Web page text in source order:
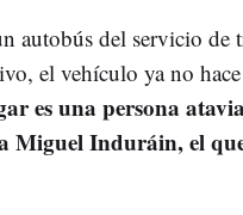
autobús del servicio de
el vehículo ya no
es una persona
Miguel Induráin, el